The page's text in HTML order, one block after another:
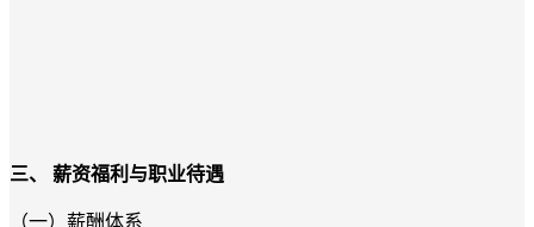
三、 薪资福利与职业待遇
（一）薪酬体系